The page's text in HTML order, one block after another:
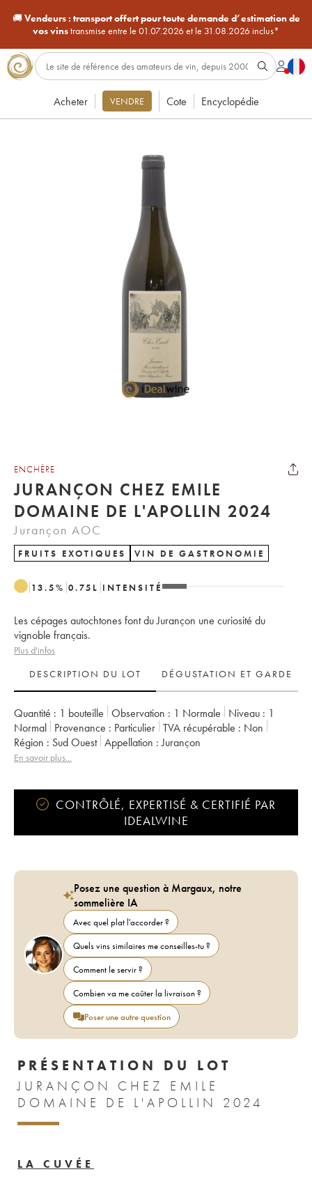
🚚Vendeurs : transport offert pour toute demande d’estimation de
vos vinstransmise entre le 01.07.2026 et le 31.08.2026 inclus*
Acheter VENDRE Cote Encyclopédie
ENCHÈRE
JURANÇON CHEZ EMILE
DOMAINE DE L'APOLLIN 2024
Jurançon AOC
FRUITS EXOTIQUES VIN DE GASTRONOMIE
13.5% 0.75 L INTENSITÉ
Les cépages autochtones font du Jurançon une curiosité du
vignoble français.
Plus d'infos
DESCRIPTION DU LOT
DÉGUSTATION ET GARDE
Quantité : 1 bouteille Observation : 1 Normale Niveau : 1
Normal
Provenance : particulier TVA récupérable :
non
Région :
Sud Ouest Appellation : Jurançon
En savoir plus...
CONTRÔLÉ, EXPERTISÉ & CERTIFIÉ PAR
IDEALWINE
Posez une question à Margaux, notre
sommelière IA
Avec quel plat l'accorder ?
Quels vins similaires me conseilles-tu ?
Comment le servir ?
Combien va me coûter la livraison ?
Poser une autre question
PRÉSENTATION DU LOT
JURANÇON CHEZ EMILE
DOMAINE DE L'APOLLIN 2024
LA CUVÉE